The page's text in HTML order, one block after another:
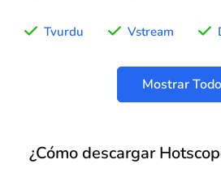
Tvurdu Vstream
Mostrar Todo
¿Cómo descargar